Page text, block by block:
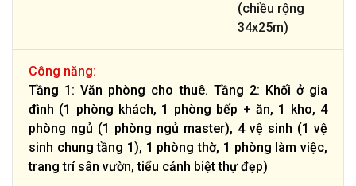
(chiều rộng
34x25m)
Công năng:
Tầng 1: Văn phòng cho thuê. Tầng 2: Khối ở gia
đình (1 phòng khách, 1 phòng bếp + ăn, 1 kho, 4
phòng ngủ (1 phòng ngủ master), 4 vệ sinh (1 vệ
sinh chung tầng 1), 1 phòng thờ, 1 phòng làm việc,
trang trí sân vườn, tiểu cảnh biệt thự đẹp)